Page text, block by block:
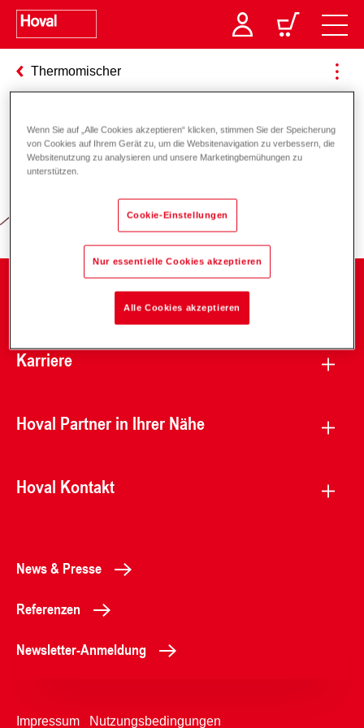
Thermomischer
Verantwortung für Energie und
Karriere
Hoval Partner in Ihrer Nähe
Hoval Kontakt
News & Presse
Referenzen
Newsletter-Anmeldung
Impressum Nutzungsbedingungen
Wenn Sie auf „Alle Cookies akzeptieren“ klicken, stimmen Sie der Speicherung
von Cookies auf Ihrem Gerät zu, um die Websitenavigation zu verbessern, die
Websitenutzung zu analysieren und unsere Marketingbemühungen zu
unterstützen.
Cookie-Einstellungen
Nur essentielle Cookies akzeptieren
Alle Cookies akzeptieren